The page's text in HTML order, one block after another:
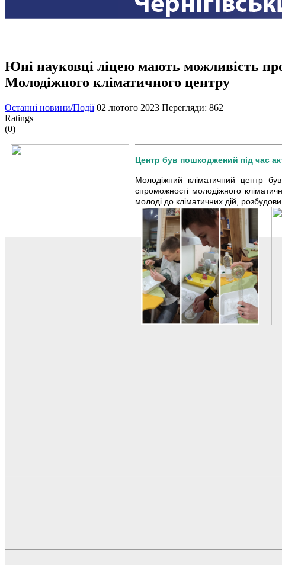
Юні науковці ліцею мають можливість
Молодіжного кліматичного центру
Останні новини/Події 02 лютого 2023 Перегляди: 862
Ratings
(0)
Центр був пошкоджений під час
Молодіжний кліматичний центр
спроможності молодіжного
молоді до кліматичних дій,